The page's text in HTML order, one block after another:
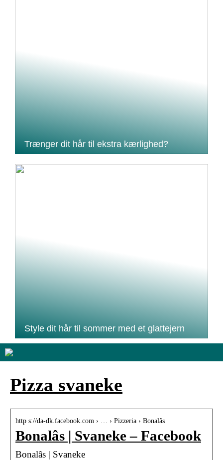
Trænger dit hår til ekstra kærlighed?
Style dit hår til sommer med et glattejern
Pizza svaneke
http s://da-dk.facebook.com › … › Pizzeria › Bonalâs
Bonalâs | Svaneke – Facebook
Bonalâs | Svaneke